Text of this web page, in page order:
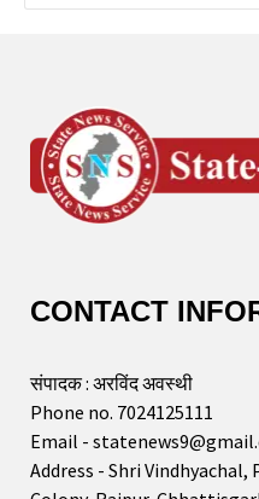
CONTACT
संपादक : अरविंद अवस्थी
Phone no. 7024125111
Email -
Address - Shri Vindhyachal,